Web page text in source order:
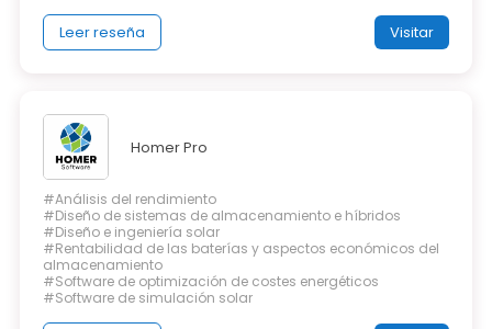
Leer reseña Visitar
Homer Pro
#Análisis del rendimiento
#Diseño de sistemas de almacenamiento e híbridos
#Diseño e ingeniería solar
#Rentabilidad de las baterías y aspectos económicos del
almacenamiento
#Software de optimización de costes energéticos
#Software de simulación solar